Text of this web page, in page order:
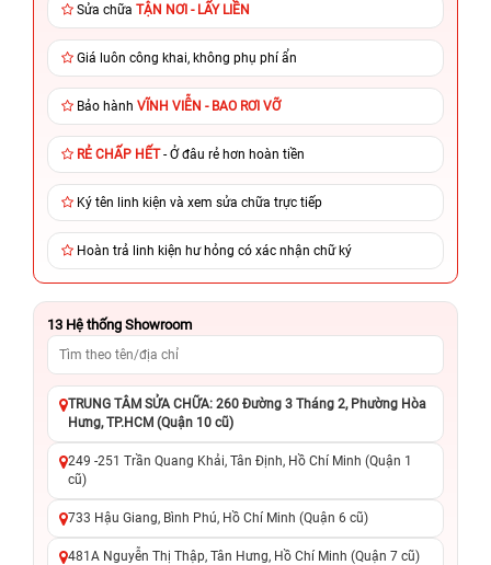
Sửa chữa TẬN NƠI - LẤY LIỀN
Giá luôn công khai, không phụ phí ẩn
Bảo hành VĨNH VIỄN - BAO RƠI VỠ
RẺ CHẤP HẾT- Ở đâu rẻ hơn hoàn tiền
Ký tên linh kiện và xem sửa chữa trực tiếp
Hoàn trả linh kiện hư hỏng có xác nhận chữ ký
13 Hệ thống Showroom
TRUNG TÂM SỬA CHỮA: 260 Đường 3 Tháng 2, Phường Hòa
Hưng, TP.HCM (Quận 10 cũ)
249 -251 Trần Quang Khải, Tân Định, Hồ Chí Minh (Quận 1
cũ)
733 Hậu Giang, Bình Phú, Hồ Chí Minh (Quận 6 cũ)
481A Nguyễn Thị Thập, Tân Hưng, Hồ Chí Minh (Quận 7 cũ)